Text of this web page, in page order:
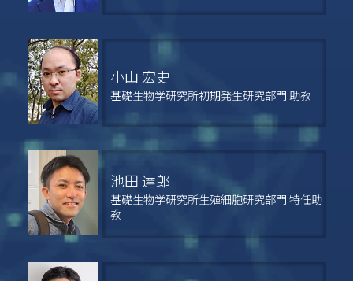
小山 宏史
基礎生物学研究所初期発生研究部門 助教
池田 達郎
基礎生物学研究所生殖細胞研究部門 特任助
教